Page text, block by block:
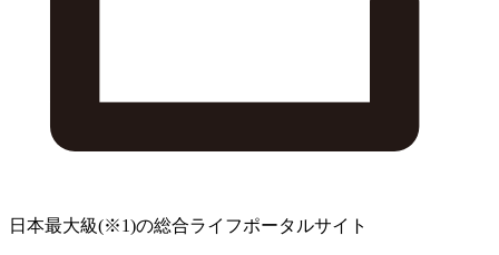
日本最大級(※1)の総合ライフポータルサイト